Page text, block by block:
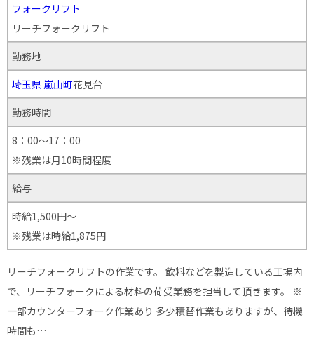
フォークリフト
リーチフォークリフト
勤務地
埼玉県 嵐山町花見台
勤務時間
8：00～17：00
※残業は月10時間程度
給与
時給1,500円～
※残業は時給1,875円
リーチフォークリフトの作業です。 飲料などを製造している工場内
で、リーチフォークによる材料の荷受業務を担当して頂きます。 ※
一部カウンターフォーク作業あり 多少積替作業もありますが、待機
時間も…